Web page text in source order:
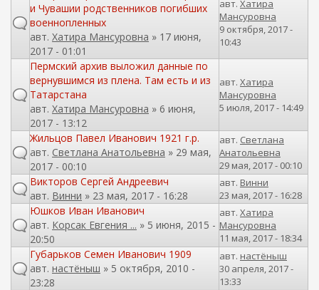
и Чувашии родственников погибших
военнопленных
авт. Хатира Мансуровна » 17 июня,
2017 - 01:01
авт. Хатира
Мансуровна
9 октября, 2017 -
10:43
Пермский архив выложил данные по
вернувшимся из плена. Там есть и из
Татарстана
авт. Хатира Мансуровна » 6 июня,
2017 - 13:12
авт. Хатира
Мансуровна
5 июля, 2017 - 14:49
Жильцов Павел Иванович 1921 г.р.
авт. Светлана Анатольевна » 29 мая,
2017 - 00:10
авт. Светлана
Анатольевна
29 мая, 2017 - 00:10
Викторов Сергей Андреевич
авт. Винни » 23 мая, 2017 - 16:28
авт. Винни
23 мая, 2017 - 16:28
Юшков Иван Иванович
авт. Корсак Евгения ... » 5 июня, 2015 -
20:50
авт. Хатира
Мансуровна
11 мая, 2017 - 18:34
Губарьков Семен Иванович 1909
авт. настёныш » 5 октября, 2010 -
23:28
авт. настёныш
30 апреля, 2017 -
13:33